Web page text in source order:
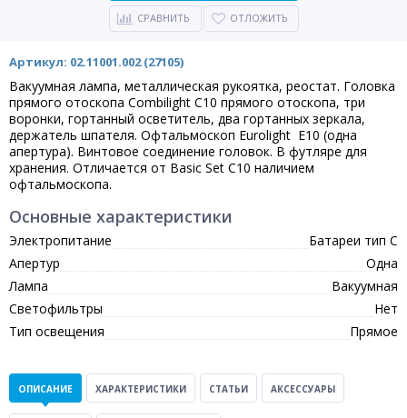
Артикул: 02.11001.002 (27105)
Вакуумная лампа, металлическая рукоятка, реостат. Головка
прямого отоскопа Combilight C10 прямого отоскопа, три
воронки, гортанный осветитель, два гортанных зеркала,
держатель шпателя. Офтальмоскоп Eurolight Е10 (одна
апертура). Винтовое соединение головок. В футляре для
хранения. Отличается от Basic Set C10 наличием
офтальмоскопа.
СРАВНИТЬ ОТЛОЖИТЬ
Основные характеристики
Электропитание
Батареи тип С
Апертур
Одна
Лампа
Вакуумная
Светофильтры
Нет
Тип освещения
Прямое
ОПИСАНИЕ ХАРАКТЕРИСТИКИ СТАТЬИ АКСЕССУАРЫ